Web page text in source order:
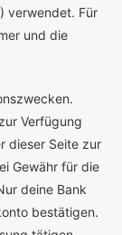
verwendet. Für
und die
Verfügung
dieser Seite zur
Gewähr für die
deine Bank
bestätigen.